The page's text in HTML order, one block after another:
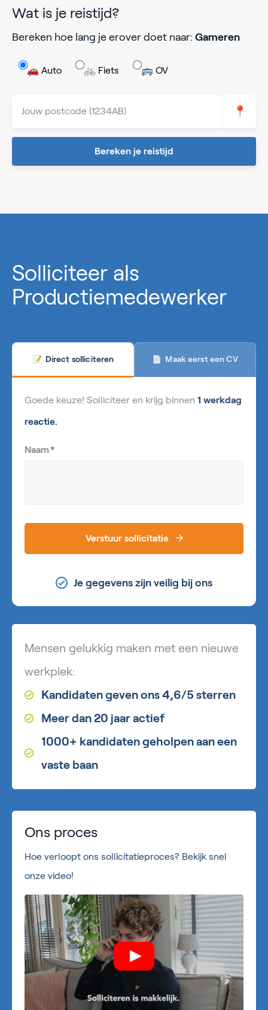
Wat is je reistijd?
Bereken hoe lang je erover doet naar: Gameren
🚗 Auto 🚲 Fiets 🚌 OV
📍
Bereken je reistijd
Solliciteer als
Productiemedewerker
📝 Direct solliciteren 📄 Maak eerst een CV
Goede keuze! Solliciteer en krijg binnen 1 werkdag
reactie.
Naam*
Verstuur sollicitatie
Je gegevens zijn veilig bij ons
Mensen gelukkig maken met een nieuwe
werkplek:
Kandidaten geven ons 4,6/5 sterren
Meer dan 20 jaar actief
1000+ kandidaten geholpen aan een
vaste baan
Ons proces
Hoe verloopt ons sollicitatieproces? Bekijk snel
onze video!